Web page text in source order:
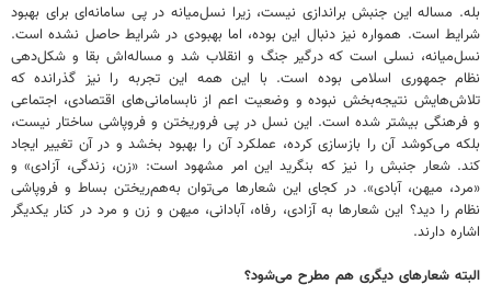
بله. مساله این جنبش براندازی نیست، زیرا نسل‌میانه در پی سامانه‌ای برای بهبود
شرایط است. همواره نیز دنبال این بوده، اما بهبودی در شرایط حاصل نشده است.
نسل‌میانه، نسلی است که درگیر جنگ و انقلاب شد و مساله‌اش بقا و شکل‌دهی
نظام جمهوری اسلامی بوده است. با این همه این تجربه را نیز گذرانده که
تلاش‌هایش نتیجه‌بخش نبوده و وضعیت اعم از نابسامانی‌های اقتصادی، اجتماعی
و فرهنگی بیشتر شده است. این نسل در پی فروریختن و فروپاشی ساختار نیست،
بلکه می‌کوشد آن را بازسازی کرده، عملکرد آن را بهبود بخشد و در آن تغییر ایجاد
کند. شعار جنبش را نیز که بنگرید این امر مشهود است: «زن، زندگی، آزادی» و
«مرد، میهن، آبادی». در کجای این شعارها می‌توان به‌هم‌ریختن بساط و فروپاشی
نظام را دید؟ این شعارها به آزادی، رفاه، آبادانی، میهن و زن و مرد در کنار یکدیگر
اشاره دارند.
البته شعارهای دیگری هم مطرح می‌شود؟